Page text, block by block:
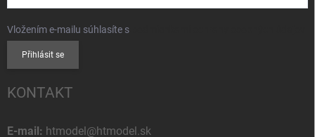
Vložením e-mailu súhlasíte s
Přihlásit se
KONTAKT
E-mail: htmodel@htmodel.sk